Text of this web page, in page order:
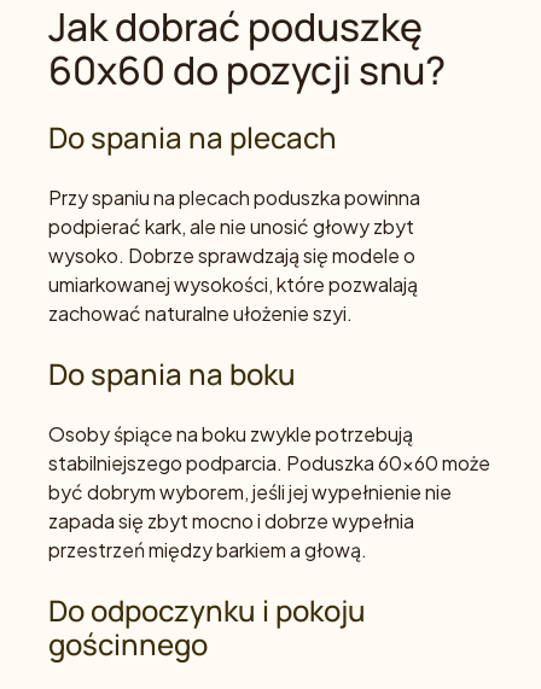
Jak dobrać poduszkę
60x60 do pozycji snu?
Do spania na plecach
Przy spaniu na plecach poduszka powinna
podpierać kark, ale nie unosić głowy zbyt
wysoko. Dobrze sprawdzają się modele o
umiarkowanej wysokości, które pozwalają
zachować naturalne ułożenie szyi.
Do spania na boku
Osoby śpiące na boku zwykle potrzebują
stabilniejszego podparcia. Poduszka 60x60 może
być dobrym wyborem, jeśli jej wypełnienie nie
zapada się zbyt mocno i dobrze wypełnia
przestrzeń między barkiem a głową.
Do odpoczynku i pokoju
gościnnego